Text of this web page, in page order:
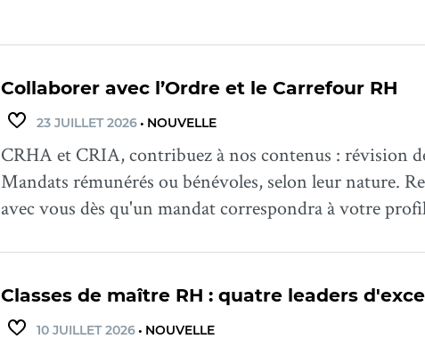
Collaborer avec l’Ordre et le Carrefour RH
23 JUILLET 2026• NOUVELLE
CRHA et CRIA, contribuez à nos contenus : révision
Mandats rémunérés ou bénévoles, selon leur nature.
avec vous dès qu'un mandat correspondra à votre
Classes de maître RH : quatre leaders
10 JUILLET 2026• NOUVELLE